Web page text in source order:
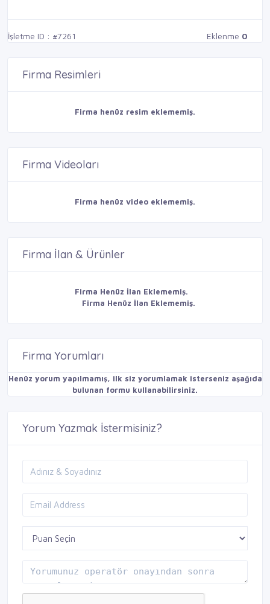
İşletme ID : #7261 Eklenme 0
Firma Resimleri
Firma henüz resim eklememiş.
Firma Videoları
Firma henüz video eklememiş.
Firma İlan & Ürünler
Firma Henüz İlan Eklememiş.
Firma Henüz İlan Eklememiş.
Firma Yorumları
Henüz yorum yapılmamış, ilk siz yorumlamak isterseniz aşağıda
bulunan formu kullanabilirsiniz.
Yorum Yazmak İstermisiniz?